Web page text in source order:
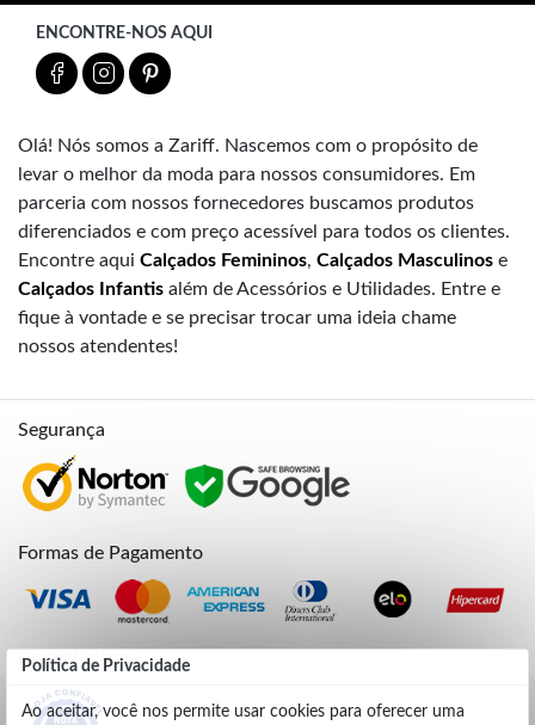
Política de Privacidade
Ao aceitar, você nos permite usar cookies para oferecer uma
ENCONTRE-NOS AQUI
Olá! Nós somos a Zariff. Nascemos com o propósito de
levar o melhor da moda para nossos consumidores. Em
parceria com nossos fornecedores buscamos produtos
diferenciados e com preço acessível para todos os clientes.
Encontre aqui Calçados Femininos, Calçados Masculinos e
Calçados Infantis além de Acessórios e Utilidades. Entre e
fique à vontade e se precisar trocar uma ideia chame
nossos atendentes!
Segurança
Formas de Pagamento
Credibilidade